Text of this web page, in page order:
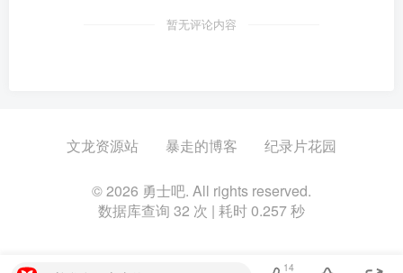
暂无评论内容
文龙资源站 暴走的博客 纪录片花园
© 2026 勇士吧. All rights reserved.
数据库查询 32 次 | 耗时 0.257 秒
14